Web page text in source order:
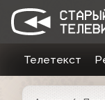
Телетекст